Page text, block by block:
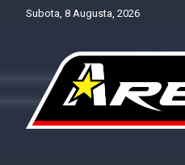
Subota, 8 Augusta, 2026